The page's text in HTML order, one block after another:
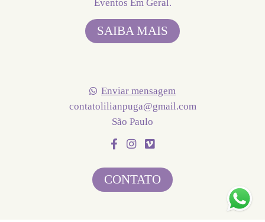
Eventos Em Geral.
SAIBA MAIS
Enviar mensagem
contatolilianpuga@gmail.com
São Paulo
CONTATO